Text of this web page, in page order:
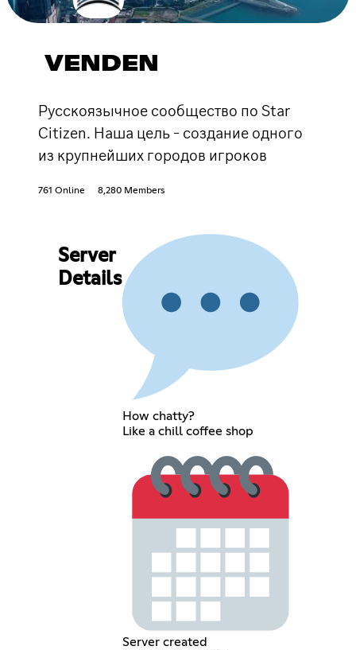
VENDEN
Русскоязычное сообщество по Star
Citizen. Наша цель - создание одного
из крупнейших городов игроков
761 Online 8,280 Members
Server
Details
How chatty?
Like a chill coffee shop
Server created